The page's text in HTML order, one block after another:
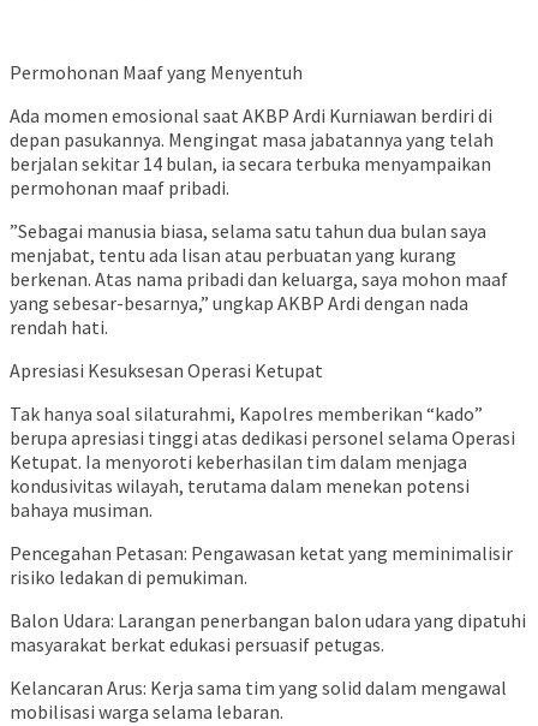
​Permohonan Maaf yang Menyentuh
​Ada momen emosional saat AKBP Ardi Kurniawan berdiri di
depan pasukannya. Mengingat masa jabatannya yang telah
berjalan sekitar 14 bulan, ia secara terbuka menyampaikan
permohonan maaf pribadi.
​”Sebagai manusia biasa, selama satu tahun dua bulan saya
menjabat, tentu ada lisan atau perbuatan yang kurang
berkenan. Atas nama pribadi dan keluarga, saya mohon maaf
yang sebesar-besarnya,” ungkap AKBP Ardi dengan nada
rendah hati.
​Apresiasi Kesuksesan Operasi Ketupat
​Tak hanya soal silaturahmi, Kapolres memberikan “kado”
berupa apresiasi tinggi atas dedikasi personel selama Operasi
Ketupat. Ia menyoroti keberhasilan tim dalam menjaga
kondusivitas wilayah, terutama dalam menekan potensi
bahaya musiman.
​Pencegahan Petasan: Pengawasan ketat yang meminimalisir
risiko ledakan di pemukiman.
​Balon Udara: Larangan penerbangan balon udara yang dipatuhi
masyarakat berkat edukasi persuasif petugas.
​Kelancaran Arus: Kerja sama tim yang solid dalam mengawal
mobilisasi warga selama lebaran.